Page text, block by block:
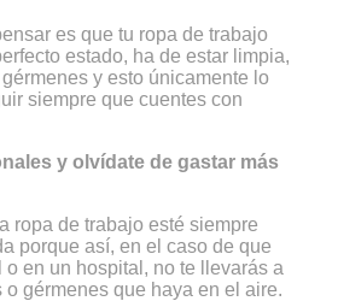
es que tu ropa de trabajo
estado, ha de estar limpia,
y esto únicamente lo
siempre que cuentes con
y olvídate de gastar más
ropa de trabajo esté siempre
porque así, en el caso de que
en un hospital, no te llevarás a
gérmenes que haya en el aire.